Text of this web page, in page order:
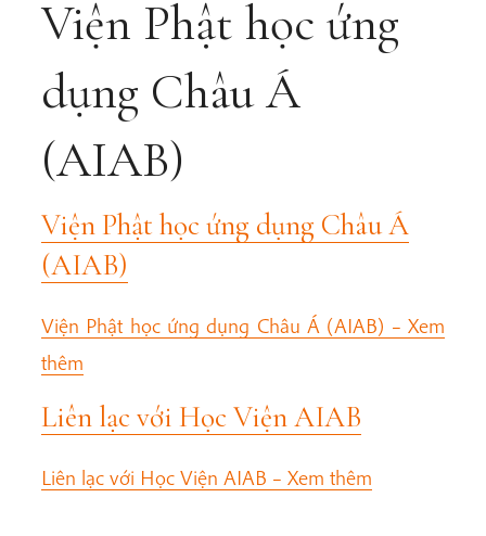
Viện Phật học ứng
dụng Châu Á
(AIAB)
Viện Phật học ứng dụng Châu Á
(AIAB)
Viện Phật học ứng dụng Châu Á (AIAB) – Xem
thêm
Liên lạc với Học Viện AIAB
Liên lạc với Học Viện AIAB – Xem thêm